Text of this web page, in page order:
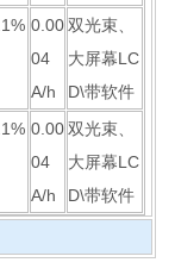
0.00
04
A/h
双光束、
大屏幕LC
D\带软件
0.00
04
A/h
双光束、
大屏幕LC
D\带软件